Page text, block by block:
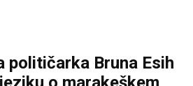
političarka Bruna Esih